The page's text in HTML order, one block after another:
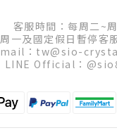
客服時間：每周二~
一及國定假日暫停客
：tw@sio-
LINE Official：